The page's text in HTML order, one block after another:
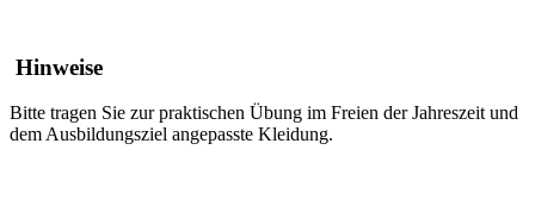
Hinweise
Bitte tragen Sie zur praktischen Übung im Freien der Jahreszeit und
dem Ausbildungsziel angepasste Kleidung.